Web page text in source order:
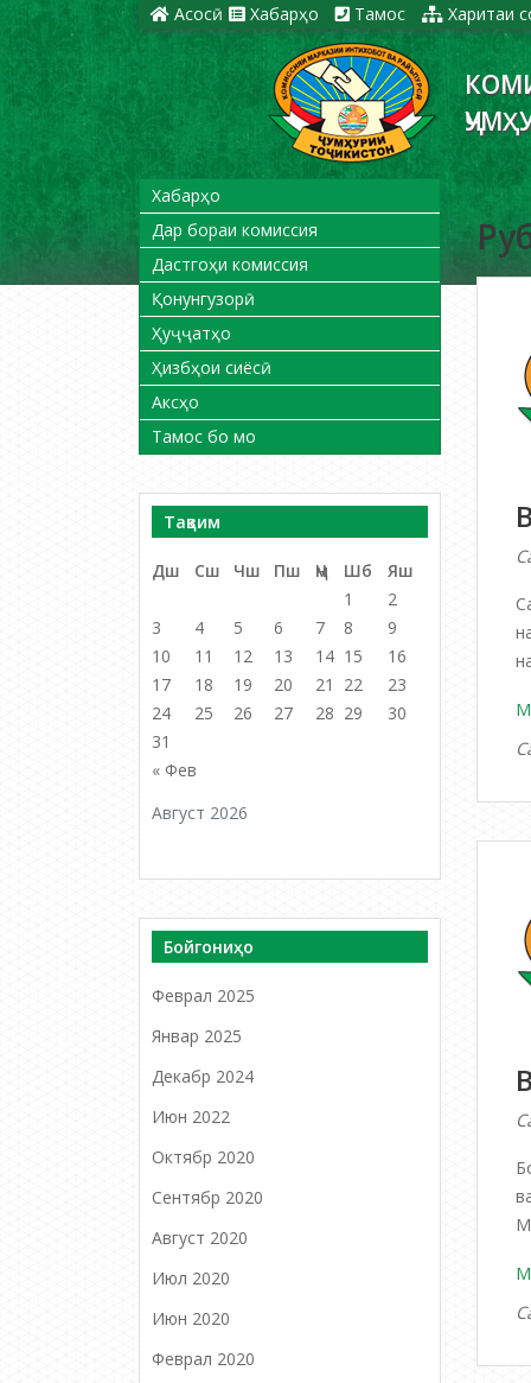
Асосӣ Хабарҳо Тамос Харитаи
Хабарҳо
Дар бораи комиссия
Дастгоҳи комиссия
Қонунгузорӣ
Ҳуҷҷатҳо
Ҳизбҳои сиёсӣ
Аксҳо
Тамос бо мо
Тақвим
Август 2026
Дш Сш Чш Пш Ҷм Шб Яш
« Фев
1
2
3
4 5 6 7 8
9
10
11 12 13 14 15
16
17
18 19 20 21 22
23
24
25 26 27 28 29
30
31
Бойгониҳо
Феврал 2025
Январ 2025
Декабр 2024
Июн 2022
Октябр 2020
Сентябр 2020
Август 2020
Июл 2020
Июн 2020
Феврал 2020